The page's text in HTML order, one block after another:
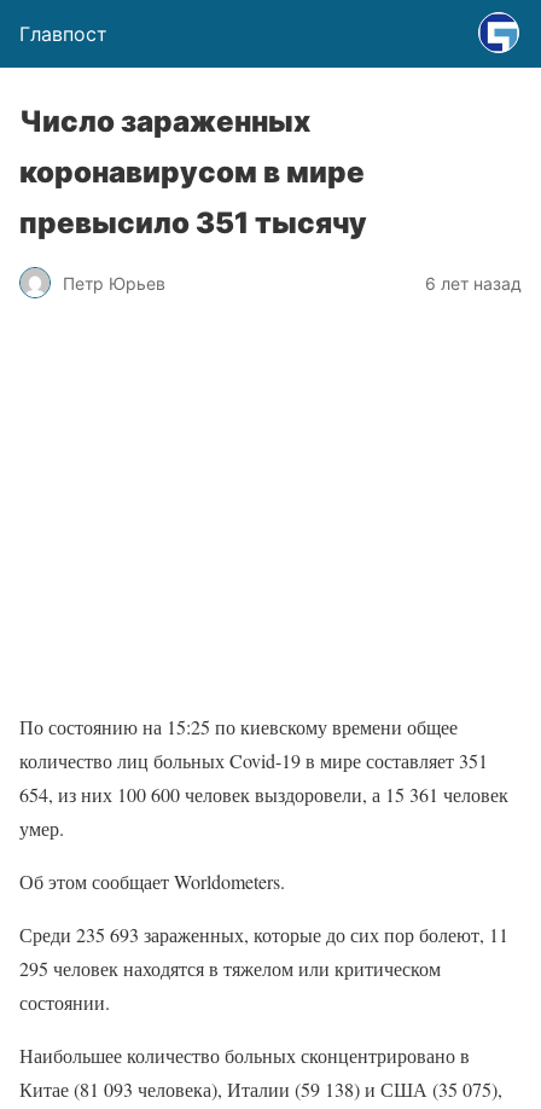
Главпост
Число зараженных
коронавирусом в мире
превысило 351 тысячу
Петр Юрьев 6 лет назад
По состоянию на 15:25 по киевскому времени общее
количество лиц больных Covid-19 в мире составляет 351
654, из них 100 600 человек выздоровели, а 15 361 человек
умер.
Об этом сообщает Worldometers.
Среди 235 693 зараженных, которые до сих пор болеют, 11
295 человек находятся в тяжелом или критическом
состоянии.
Наибольшее количество больных сконцентрировано в
Китае (81 093 человека), Италии (59 138) и США (35 075),